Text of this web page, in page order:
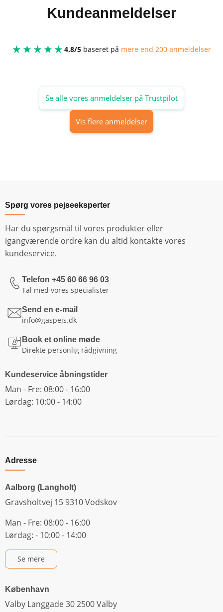
Kundeanmeldelser
★★★★★ 4.8/5 baseret på mere end 200 anmeldelser
Se alle vores anmeldelser på Trustpilot
Vis flere anmeldelser
Spørg vores pejseeksperter
Har du spørgsmål til vores produkter eller
igangværende ordre kan du altid kontakte vores
kundeservice.
Telefon +45 60 66 96 03
Tal med vores specialister
Send en e-mail
info@gaspejs.dk
Book et online møde
Direkte personlig rådgivning
Kundeservice åbningstider
Man - Fre: 08:00 - 16:00
Lørdag: 10:00 - 14:00
Adresse
Aalborg (Langholt)
Gravsholtvej 15 9310 Vodskov
Man - Fre: 08:00 - 16:00
Lørdag: - 10:00 - 14:00
Se mere
København
Valby Langgade 30 2500 Valby